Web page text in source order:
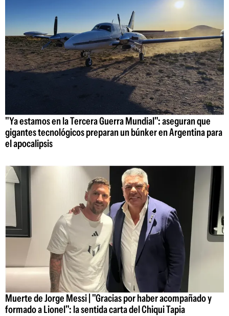
"Ya estamos en la Tercera Guerra Mundial": aseguran que
gigantes tecnológicos preparan un búnker en Argentina para
el apocalipsis
Muerte de Jorge Messi | "Gracias por haber acompañado y
formado a Lionel": la sentida carta del Chiqui Tapia